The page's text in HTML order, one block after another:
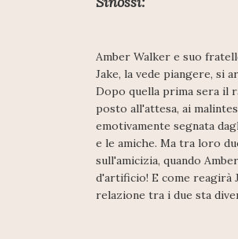
Amber Walker e suo
Jake, la vede piangere, si
Dopo quella prima sera il
posto all'attesa, ai
emotivamente segnata
e le amiche. Ma tra loro
sull'amicizia, quando
d'artificio! E come reagirà
relazione tra i due sta